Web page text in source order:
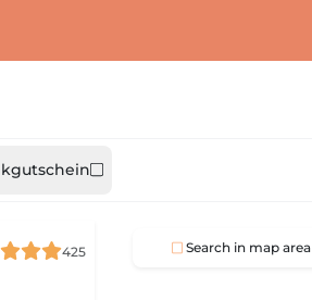
425
Search in map area